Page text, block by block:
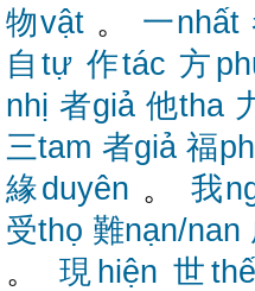
物vật。 一nhất
自tự 作tác 方
nhị 者giả 他tha
三tam 者giả 福
緣duyên 。 我
受thọ 難nạn/nan
。 現hiện 世thế